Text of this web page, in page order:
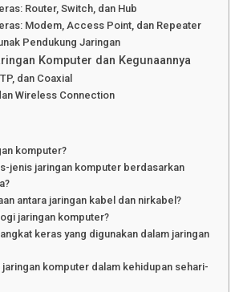
Router, Switch, dan Hub
Modem, Access Point, dan Repeater
Pendukung Jaringan
Komputer dan Kegunaannya
dan Coaxial
Wireless Connection
komputer?
jenis jaringan komputer berdasarkan
antara jaringan kabel dan nirkabel?
jaringan komputer?
keras yang digunakan dalam jaringan
komputer dalam kehidupan sehari-